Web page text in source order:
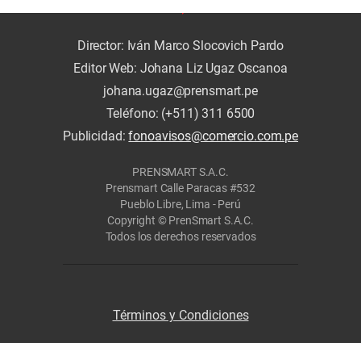
Director: Iván Marco Slocovich Pardo
Editor Web: Johana Liz Ugaz Oscanoa
johana.ugaz@prensmart.pe
Teléfono: (+511) 311 6500
Publicidad:fonoavisos@comercio.com.pe
PRENSMART S.A.C.
Prensmart Calle Paracas #532
Pueblo Libre, Lima - Perú
Copyright © PrenSmart S.A.C.
Todos los derechos reservados
Términos y Condiciones